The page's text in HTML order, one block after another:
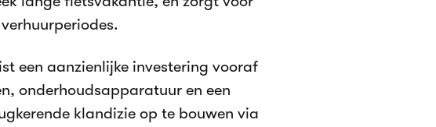
een aanzienlijke investering vooraf
onderhoudsapparatuur en een
klandizie op te bouwen via